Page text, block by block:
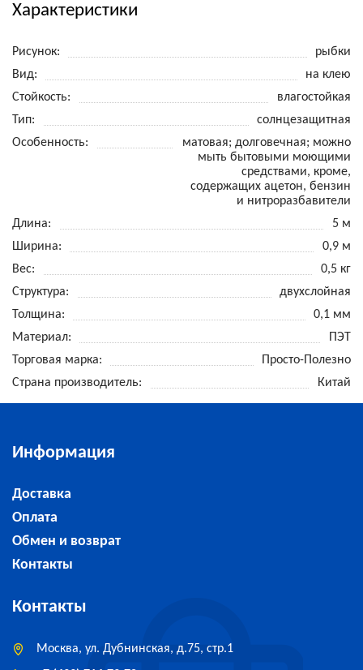
Характеристики
Рисунок
рыбки
Вид
на клею
Стойкость
влагостойкая
Тип
солнцезащитная
Особенность
матовая; долговечная; можно
мыть бытовыми моющими
средствами, кроме,
содержащих ацетон, бензин
и нитроразбавители
Длина
5 м
Ширина
0,9 м
Вес
0,5 кг
Структура
двухслойная
Толщина
0,1 мм
Материал
ПЭТ
Торговая марка
Просто-Полезно
Страна производитель
Китай
Информация
Доставка
Оплата
Обмен и возврат
Контакты
Контакты
Москва, ул. Дубнинская, д.75, стр.1